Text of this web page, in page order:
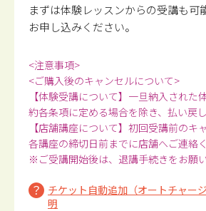
まずは体験レッスンからの受講も可
お申し込みください。
<注意事項>
<ご購入後のキャンセルについて>
【体験受講について】一旦納入された
約各条項に定める場合を除き、払い戻
【店舗講座について】初回受講前のキ
各講座の締切日前までに店舗へご連絡く
※ご受講開始後は、退講手続きをお願い
チケット自動追加（オートチャー
明